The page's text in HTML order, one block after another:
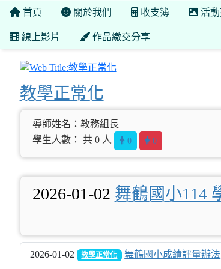
首頁 關於我們 收支簿 活
線上影片 作品繳交分享
教學正常化
教學正常化
導師姓名：教務組長
學生人數： 共 0 人
0 0
2026-01-02 舞鶴國小114
2026-01-02 教學正常化 舞鶴國小成績評量辦法